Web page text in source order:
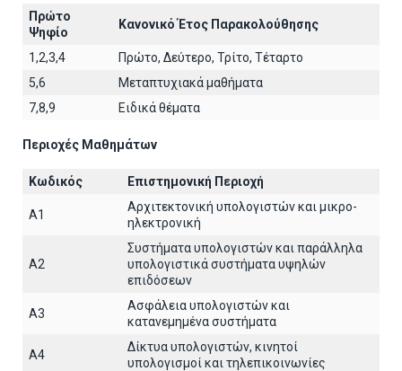
Πρώτο
Ψηφίο
Κανονικό Έτος Παρακολούθησης
1,2,3,4
Πρώτο, Δεύτερο, Τρίτο, Τέταρτο
5,6
Μεταπτυχιακά μαθήματα
7,8,9
Ειδικά θέματα
Περιοχές Μαθημάτων
Κωδικός Επιστημονική Περιοχή
A1
Αρχιτεκτoνική υπολογιστών και μικρο-
ηλεκτρονική
A2
Συστήματα υπολογιστών και παράλληλα
υπολογιστικά συστήματα υψηλών
επιδόσεων
A3
Ασφάλεια υπολογιστών και
κατανεμημένα συστήματα
A4
Δίκτυα υπολογιστών, κινητοί
υπολογισμοί και τηλεπικοινωνίες